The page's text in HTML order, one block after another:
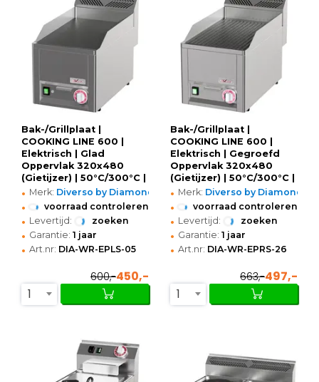
Bak-/Grillplaat |
COOKING LINE 600 |
Elektrisch | Glad
Oppervlak 320x480
(Gietijzer) | 50°C/300°C |
3kW (230V) |
330x600x290/435(h)mm
• Merk: Diverso by Diamond
• voorraad controleren
• Levertijd: zoeken
• Garantie: 1 jaar
• Art.nr: DIA-WR-EPLS-05
600,-450,-
1
Bak-/Grillplaat |
COOKING LINE 600 |
Elektrisch | Gegroefd
Oppervlak 320x480
(Gietijzer) | 50°C/300°C |
3kW (230V) |
330x600x290/435(h)mm
• Merk: Diverso by Diamond
• voorraad controleren
• Levertijd: zoeken
• Garantie: 1 jaar
• Art.nr: DIA-WR-EPRS-26
663,-497,-
1